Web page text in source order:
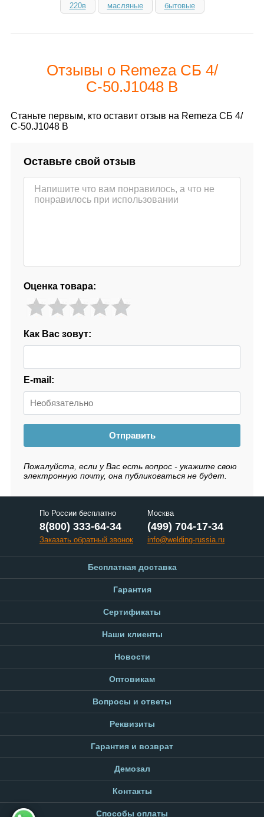
220в масляные бытовые
Отзывы о Remeza СБ 4/
С-50.J1048 B
Станьте первым, кто оставит отзыв на Remeza СБ 4/
С-50.J1048 B
Оставьте свой отзыв
Оценка товара:
Как Вас зовут:
E-mail:
Отправить
Пожалуйста, если у Вас есть вопрос - укажите свою
электронную почту, она публиковаться не будет.
По России бесплатно
8(800) 333-64-34
Заказать обратный звонок
Москва
(499) 704-17-34
info@welding-russia.ru
Бесплатная доставка
Гарантия
Сертификаты
Наши клиенты
Новости
Оптовикам
Вопросы и ответы
Реквизиты
Гарантия и возврат
Демозал
Контакты
Способы оплаты